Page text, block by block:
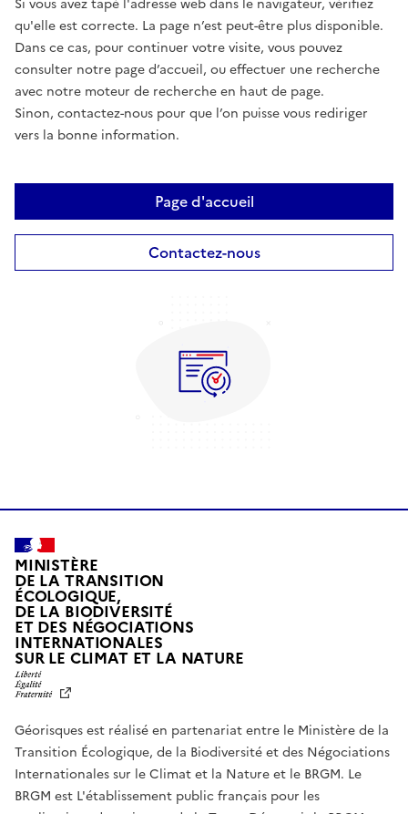
Si vous avez tapé l'adresse web dans le navigateur, vérifiez
qu'elle est correcte. La page n’est peut-être plus disponible.
Dans ce cas, pour continuer votre visite, vous pouvez
consulter notre page d’accueil, ou effectuer une recherche
avec notre moteur de recherche en haut de page.
Sinon, contactez-nous pour que l’on puisse vous rediriger
vers la bonne information.
Page d'accueil
Contactez-nous
MINISTÈRE
DE LA TRANSITION
ÉCOLOGIQUE,
DE LA BIODIVERSITÉ
ET DES NÉGOCIATIONS
INTERNATIONALES
SUR LE CLIMAT ET LA NATUREL
T
É
,
É
G
Géorisques est réalisé en partenariat entre le Ministère de la
Transition Écologique, de la Biodiversité et des Négociations
Internationales sur le Climat et la Nature et le BRGM. Le
BRGM est L'établissement public français pour les